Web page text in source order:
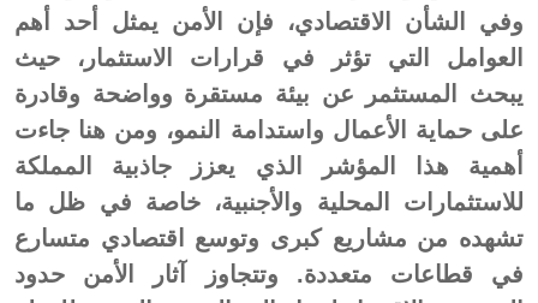
وفي الشأن الاقتصادي، فإن الأمن يمثل أحد أهم
العوامل التي تؤثر في قرارات الاستثمار، حيث
يبحث المستثمر عن بيئة مستقرة وواضحة وقادرة
على حماية الأعمال واستدامة النمو، ومن هنا جاءت
أهمية هذا المؤشر الذي يعزز جاذبية المملكة
للاستثمارات المحلية والأجنبية، خاصة في ظل ما
تشهده من مشاريع كبرى وتوسع اقتصادي متسارع
في قطاعات متعددة. وتتجاوز آثار الأمن حدود